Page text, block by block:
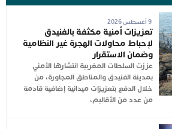
9 أغسطس 2026
تعزيزات أمنية مكثفة بالفنيدق
لإحباط محاولات الهجرة غير النظامية
وضمان الاستقرار
عززت السلطات المغربية انتشارها الأمني
بمدينة الفنيدق والمناطق المجاورة، من
خلال الدفع بتعزيزات ميدانية إضافية قادمة
من عدد من الأقاليم،